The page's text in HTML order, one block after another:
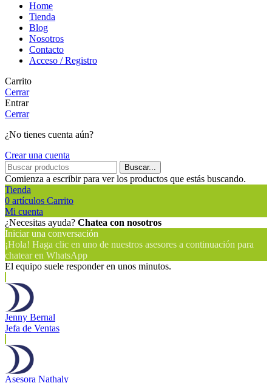
Home
Tienda
Blog
Nosotros
Contacto
Acceso / Registro
Carrito
Cerrar
Entrar
Cerrar
¿No tienes cuenta aún?
Crear una cuenta
Buscar...
Comienza a escribir para ver los productos que estás buscando.
Tienda
0 artículos Carrito
Mi cuenta
¿Necesitas ayuda? Chatea con nosotros
Iniciar una conversación
¡Hola! Haga clic en uno de nuestros asesores a continuación para
chatear en WhatsApp
El equipo suele responder en unos minutos.
Jenny Bernal
Jefa de Ventas
Asesora Nathaly